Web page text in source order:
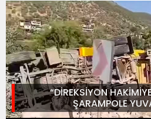
“DİREKSİYON
ŞARAMPOLE